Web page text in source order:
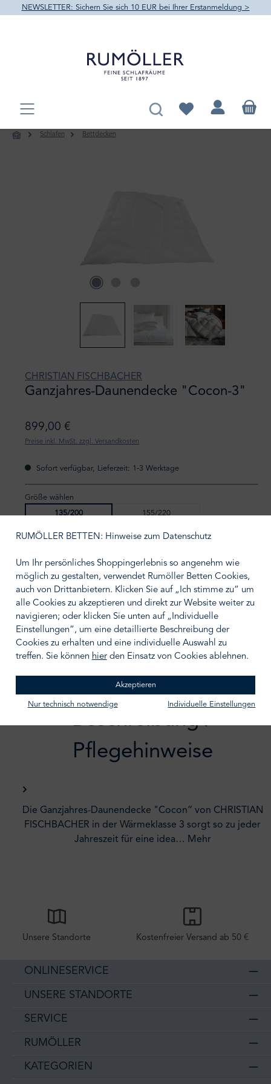
springen
NEWSLETTER: Sichern Sie sich 10 EUR bei Ihrer Erstanmeldung >
Du hast 0 Produkte
Schlafen Bettdecken
CHRISTIAN FISCHBACHER
Ganzjahres-Daunendecke "Cocon-3"
899,00 €
Preise inkl. MwSt. zzgl. Versandkosten
Sofort verfügbar, Lieferzeit: 1-3 Werktage
Größe wählen
135/200
155/220
240/220
IN DEN WARENKORB
Beschreibung /
Pflegehinweise
Die Ganzjahres-Daunendecke "Cocon“ von CHRISTIAN
FISCHBACHER in der Wärmeklasse 3 sorgt so zu jeder
Jahreszeit für eine idea… Mehr
Unsere Standorte Kostenfreier Versand ab 50 €
ONLINESERVICE
UNSERE STANDORTE
SERVICE
RUMÖLLER
KATEGORIEN
RUMÖLLER BETTEN: Hinweise zum Datenschutz
Um Ihr persönliches Shoppingerlebnis so angenehm wie
möglich zu gestalten, verwendet Rumöller Betten Cookies,
auch von Drittanbietern. Klicken Sie auf „Ich stimme zu“ um
alle Cookies zu akzeptieren und direkt zur Website weiter zu
navigieren; oder klicken Sie unten auf „Individuelle
Einstellungen“, um eine detaillierte Beschreibung der
Cookies zu erhalten und eine individuelle Auswahl zu
treffen. Sie können hierden Einsatz von Cookies ablehnen.
Akzeptieren
Nur technisch notwendige Individuelle Einstellungen